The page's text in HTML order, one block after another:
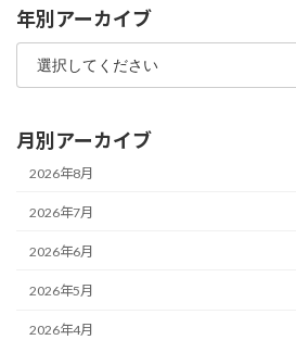
年別アーカイブ
月別アーカイブ
2026年8月
2026年7月
2026年6月
2026年5月
2026年4月